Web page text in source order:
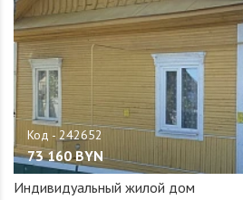
73 160 BYN
Индивидуальный жилой дом